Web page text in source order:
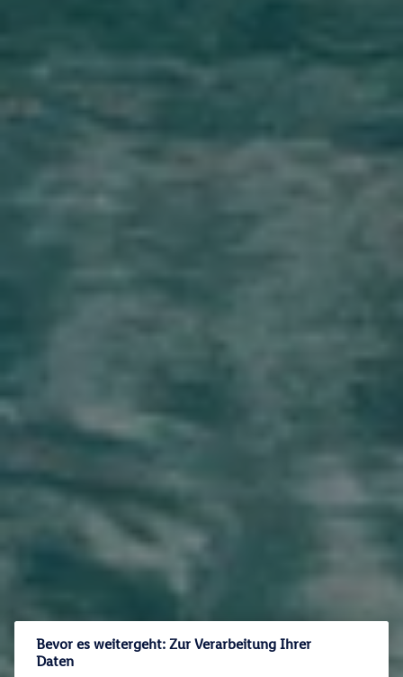
Bevor es weitergeht: Zur Verarbeitung Ihrer
Daten